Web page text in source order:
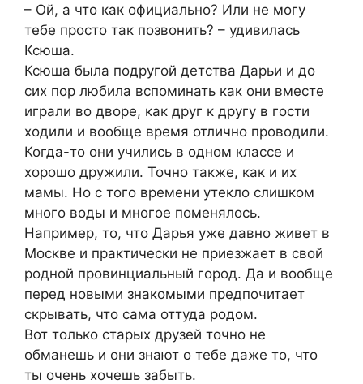
– Ой, а что как официально? Или не могу
тебе просто так позвонить? – удивилась
Ксюша.
Ксюша была подругой детства Дарьи и до
сих пор любила вспоминать как они вместе
играли во дворе, как друг к другу в гости
ходили и вообще время отлично проводили.
Когда-то они учились в одном классе и
хорошо дружили. Точно также, как и их
мамы. Но с того времени утекло слишком
много воды и многое поменялось.
Например, то, что Дарья уже давно живет в
Москве и практически не приезжает в свой
родной провинциальный город. Да и вообще
перед новыми знакомыми предпочитает
скрывать, что сама оттуда родом.
Вот только старых друзей точно не
обманешь и они знают о тебе даже то, что
ты очень хочешь забыть.